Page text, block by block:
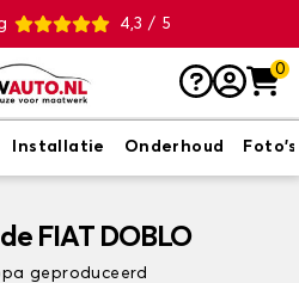
4,3 / 5
0
Installatie Onderhoud Foto's
FIAT DOBLO
geproduceerd